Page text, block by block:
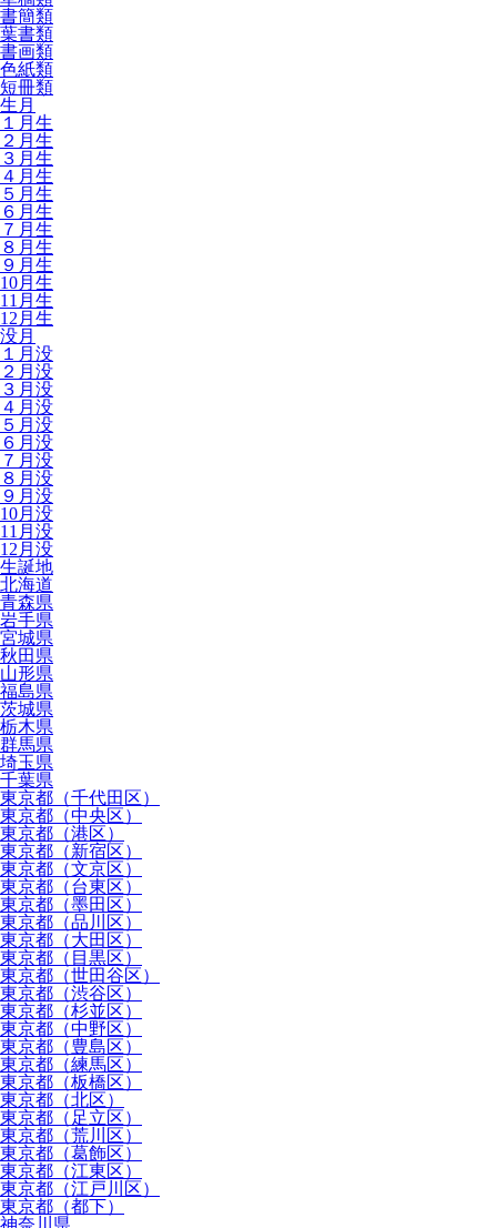
書簡類
葉書類
書画類
色紙類
短冊類
生月
１月生
２月生
３月生
４月生
５月生
６月生
７月生
８月生
９月生
10月生
11月生
12月生
没月
１月没
２月没
３月没
４月没
５月没
６月没
７月没
８月没
９月没
10月没
11月没
12月没
生誕地
北海道
青森県
岩手県
宮城県
秋田県
山形県
福島県
茨城県
栃木県
群馬県
埼玉県
千葉県
東京都（千代田区）
東京都（中央区）
東京都（港区）
東京都（新宿区）
東京都（文京区）
東京都（台東区）
東京都（墨田区）
東京都（品川区）
東京都（大田区）
東京都（目黒区）
東京都（世田谷区）
東京都（渋谷区）
東京都（杉並区）
東京都（中野区）
東京都（豊島区）
東京都（練馬区）
東京都（板橋区）
東京都（北区）
東京都（足立区）
東京都（荒川区）
東京都（葛飾区）
東京都（江東区）
東京都（江戸川区）
東京都（都下）
神奈川県